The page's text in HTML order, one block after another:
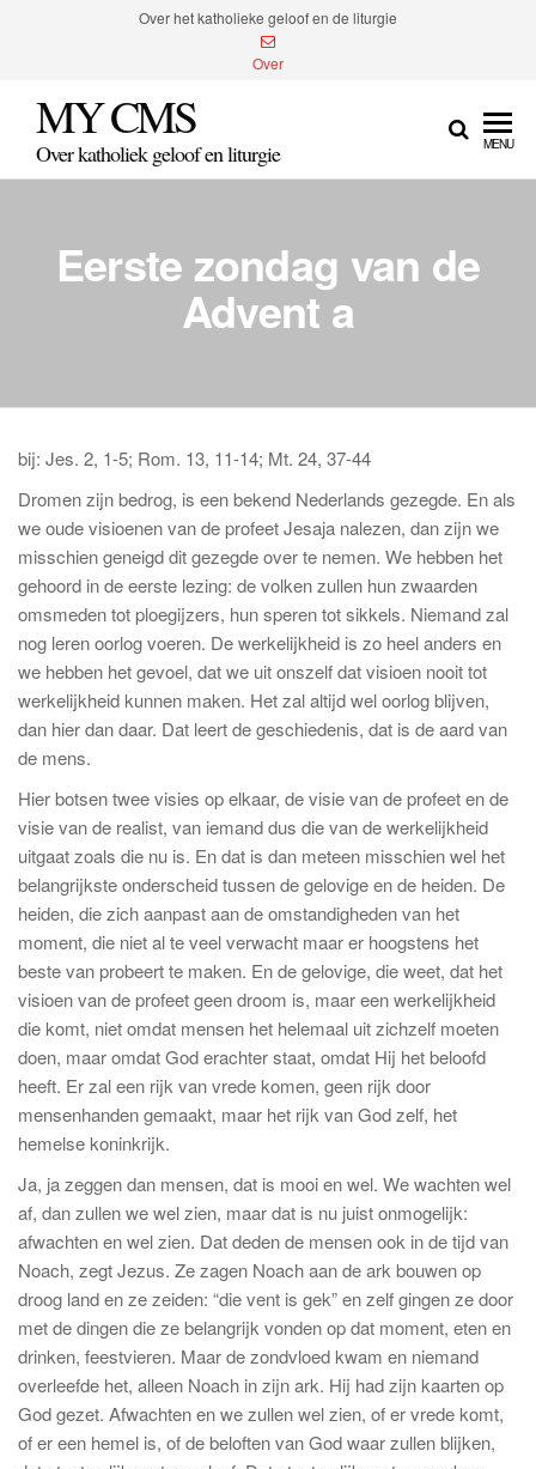
inhoud
Over het katholieke geloof en de liturgie
Over
MY CMS
Over katholiek geloof en liturgie MENU
Eerste zondag van de
Advent a
bij: Jes. 2, 1-5; Rom. 13, 11-14; Mt. 24, 37-44
Dromen zijn bedrog, is een bekend Nederlands gezegde. En als
we oude visioenen van de profeet Jesaja nalezen, dan zijn we
misschien geneigd dit gezegde over te nemen. We hebben het
gehoord in de eerste lezing: de volken zullen hun zwaarden
omsmeden tot ploegijzers, hun speren tot sikkels. Niemand zal
nog leren oorlog voeren. De werkelijkheid is zo heel anders en
we hebben het gevoel, dat we uit onszelf dat visioen nooit tot
werkelijkheid kunnen maken. Het zal altijd wel oorlog blijven,
dan hier dan daar. Dat leert de geschiedenis, dat is de aard van
de mens.
Hier botsen twee visies op elkaar, de visie van de profeet en de
visie van de realist, van iemand dus die van de werkelijkheid
uitgaat zoals die nu is. En dat is dan meteen misschien wel het
belangrijkste onderscheid tussen de gelovige en de heiden. De
heiden, die zich aanpast aan de omstandigheden van het
moment, die niet al te veel verwacht maar er hoogstens het
beste van probeert te maken. En de gelovige, die weet, dat het
visioen van de profeet geen droom is, maar een werkelijkheid
die komt, niet omdat mensen het helemaal uit zichzelf moeten
doen, maar omdat God erachter staat, omdat Hij het beloofd
heeft. Er zal een rijk van vrede komen, geen rijk door
mensenhanden gemaakt, maar het rijk van God zelf, het
hemelse koninkrijk.
Ja, ja zeggen dan mensen, dat is mooi en wel. We wachten wel
af, dan zullen we wel zien, maar dat is nu juist onmogelijk:
afwachten en wel zien. Dat deden de mensen ook in de tijd van
Noach, zegt Jezus. Ze zagen Noach aan de ark bouwen op
droog land en ze zeiden: “die vent is gek” en zelf gingen ze door
met de dingen die ze belangrijk vonden op dat moment, eten en
drinken, feestvieren. Maar de zondvloed kwam en niemand
overleefde het, alleen Noach in zijn ark. Hij had zijn kaarten op
God gezet. Afwachten en we zullen wel zien, of er vrede komt,
of er een hemel is, of de beloften van God waar zullen blijken,